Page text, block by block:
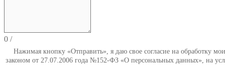
0 /
Нажимая кнопку «Отправить», я даю свое согласие на обработку
законом от 27.07.2006 года №152-ФЗ «О персональных данных», на